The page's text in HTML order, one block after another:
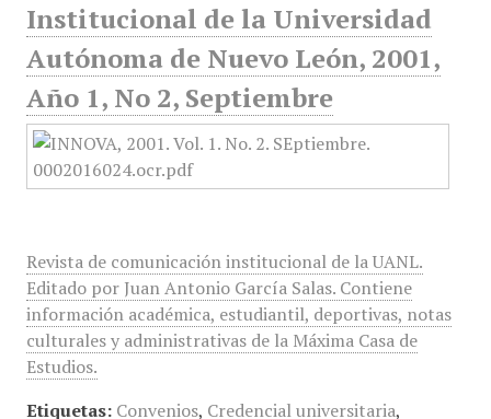
Institucional de la Universidad
Autónoma de Nuevo León, 2001,
Año 1, No 2, Septiembre
Revista de comunicación institucional de la UANL.
Editado por Juan Antonio García Salas. Contiene
información académica, estudiantil, deportivas, notas
culturales y administrativas de la Máxima Casa de
Estudios.
Etiquetas: Convenios, Credencial universitaria,